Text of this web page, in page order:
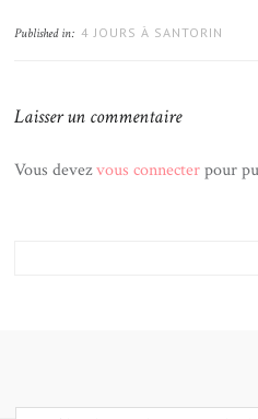
Published in: 4 JOURS À SANTORIN
Laisser un commentaire
Vous devezvous connecterpour